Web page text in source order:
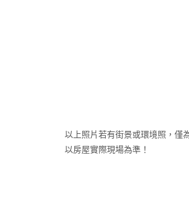
以上照片若有街景或環境照，僅
以房屋實際現場為準！